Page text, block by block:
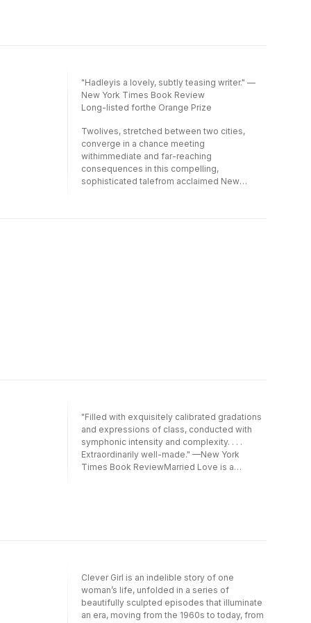
"Hadleyis a lovely, subtly teasing writer." —
New York Times Book Review
Long-listed forthe Orange Prize
Twolives, stretched between two cities,
converge in a chance meeting
withimmediate and far-reaching
consequences in this compelling,
sophisticated talefrom acclaimed New
Bedroom. As father struggles to reestablisha
determination.
"Filled with exquisitely calibrated gradations
and expressions of class, conducted with
symphonic intensity and complexity. . . .
Extraordinarily well-made." —New York
Times Book ReviewMarried Love is a
powerful, precise, and emotionally dense
widely across generations and classes,
exploring the private and public lives of
unforgettable characters: a young girl who
haunts the edges of her parents'' party; a
Clever Girl is an indelible story of one
woman’s life, unfolded in a series of
beautifully sculpted episodes that illuminate
an era, moving from the 1960s to today, from